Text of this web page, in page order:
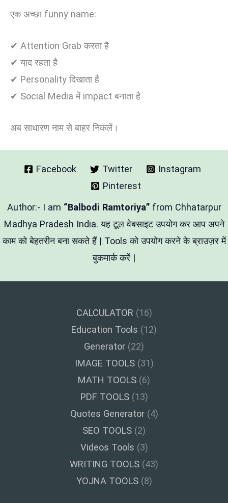
एक अच्छा funny name:
✔ Attention Grab करता है
✔ याद रहता है
✔ Personality दिखाता है
✔ Social Media में impact बनाता है
अब साधारण नाम से बाहर निकलें।
Facebook Twitter
Instagram
Pinterest
Author:- I am “Balbodi Ramtoriya” from Chhatarpur
Madhya Pradesh India. यह टूल वेबसाइट उपयोग कर आप अपने
काम को बेहतरीन बना सकते हैं | Tools को उपयोग करने के ब्राउज़र में
बुकमार्क करें |
CALCULATOR (16)
Education Tools (12)
Generator (22)
IMAGE TOOLS(31)
MATH TOOLS (6)
PDF TOOLS(13)
Quotes Generator(4)
SEO TOOLS (2)
Videos Tools (3)
WRITING TOOLS (43)
YOJNA TOOLS(8)